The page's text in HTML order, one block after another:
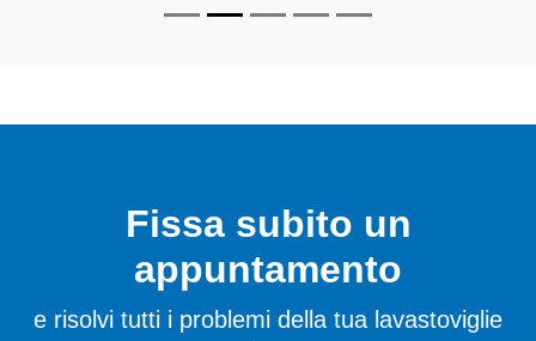
Fissa subito un
appuntamento
e risolvi tutti i problemi della tua lavastoviglie